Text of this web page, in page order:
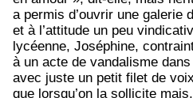
a permis d’ouvrir une galerie
et à l’attitude un peu
lycéenne, Joséphine,
à un acte de vandalisme
avec juste un petit filet de
que lorsqu’on la sollicite